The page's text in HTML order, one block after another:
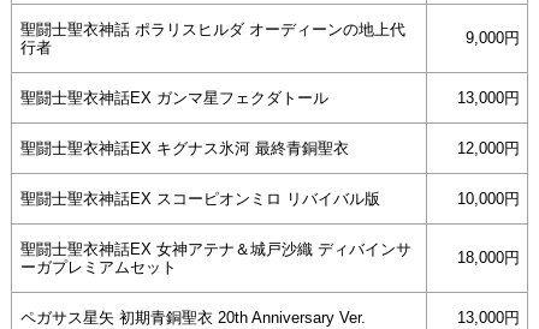
聖闘士聖衣神話 ポラリスヒルダ オーディーンの地上代
行者
9,000円
聖闘士聖衣神話EX ガンマ星フェクダトール 13,000円
聖闘士聖衣神話EX キグナス氷河 最終青銅聖衣 12,000円
聖闘士聖衣神話EX スコーピオンミロ リバイバル版 10,000円
聖闘士聖衣神話EX 女神アテナ＆城戸沙織 ディバインサ
ーガプレミアムセット
18,000円
ペガサス星矢 初期青銅聖衣 20th Anniversary Ver. 13,000円